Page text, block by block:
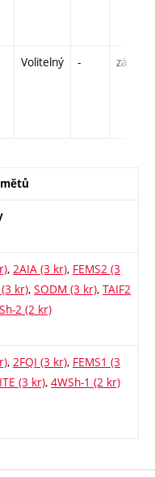
Volitelný - zá
, 2AIA (3 kr), FEMS2 (3
kr), SODM (3 kr), TAIF2
2 (2 kr)
, 2FQI (3 kr), FEMS1 (3
(3 kr), 4WSh-1 (2 kr)